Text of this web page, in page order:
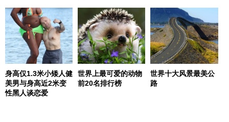
身高仅1.3米小矮人健
美男与身高近2米变
性黑人谈恋爱
世界上最可爱的动物
前20名排行榜
世界十大风景最美公
路